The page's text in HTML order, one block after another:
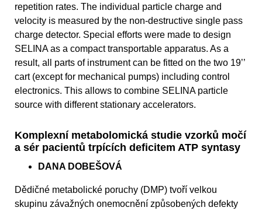
repetition rates. The individual particle charge and
velocity is measured by the non-destructive single pass
charge detector. Special efforts were made to design
SELINA as a compact transportable apparatus. As a
result, all parts of instrument can be fitted on the two 19’’
cart (except for mechanical pumps) including control
electronics. This allows to combine SELINA particle
source with different stationary accelerators.
Komplexní metabolomická studie vzorků močí
a sér pacientů trpících deficitem ATP syntasy
DANA DOBEŠOVÁ
Dědičné metabolické poruchy (DMP) tvoří velkou
skupinu závažných onemocnění způsobených defekty